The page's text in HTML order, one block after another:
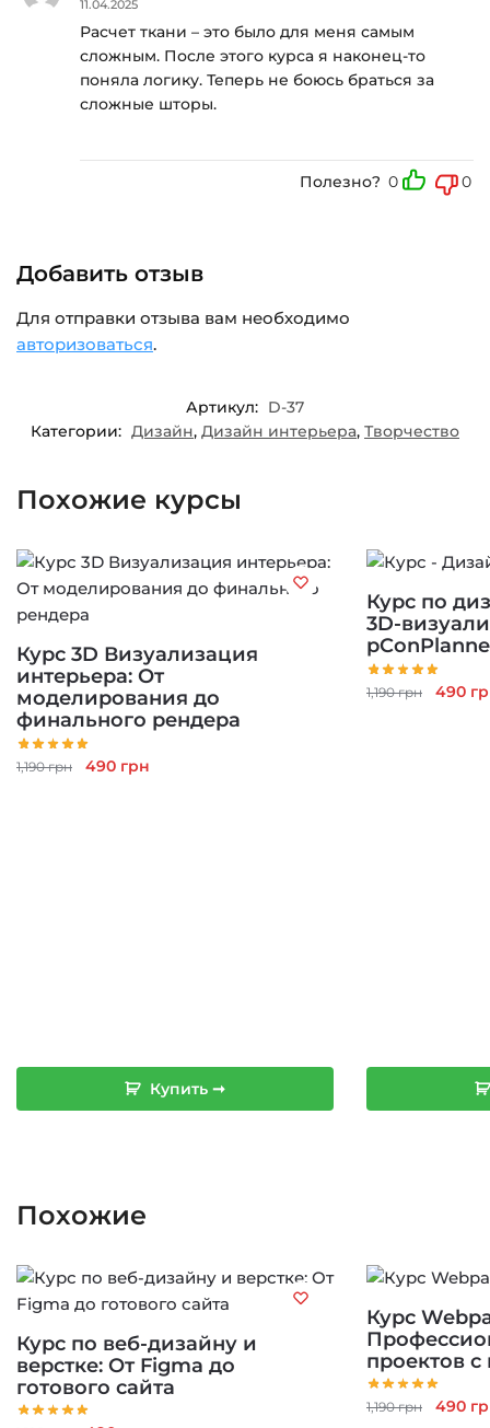
11.04.2025
Расчет ткани – это было для меня самым
сложным. После этого курса я наконец-то
поняла логику. Теперь не боюсь браться за
сложные шторы.
Полезно? 0 0
Добавить отзыв
Для отправки отзыва вам необходимо
авторизоваться.
Артикул: D-37
Категории: Дизайн, Дизайн интерьера, Творчество
Похожие курсы
Курс 3D Визуализация
интерьера: От
моделирования до
финального рендера
1,190грн
Первоначальная
490 грн
Купить ➞
Курс по
3D-
1,190грн 490
Похожие
Курс по веб-дизайну и
верстке: От Figma до
готового сайта
Курс
проектов с
1,190грн 490